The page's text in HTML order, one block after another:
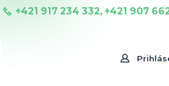
+421 917 234 332, +421 907